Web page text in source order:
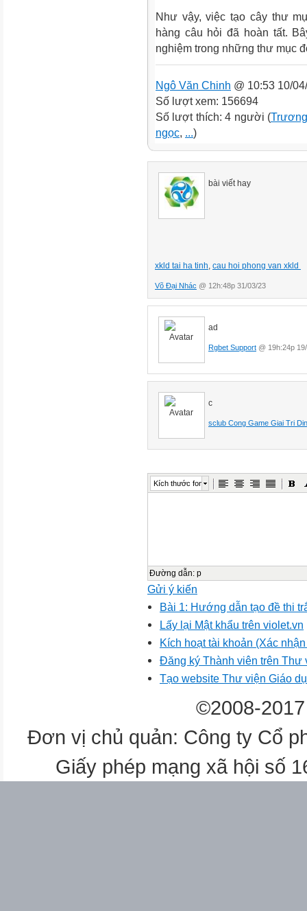
Như vậy, việc tạo cây thư
hàng câu hỏi đã hoàn tất.
nghiệm trong những thư mục
Ngô Văn Chinh @ 10:53 10/
Số lượt xem: 156694
Số lượt thích: 4 người (
ngọc, ...)
bài viết hay
xkld tai ha tinh cau hoi phong van xkld
Võ Đại Nhác @ 12h:48p 31/03/23
ad
Rgbet Support @ 19h:24p
c
sclub Cong Game Giai Tri
Kích thước font
Đường dẫn: p
Gửi ý kiến
Bài 1: Hướng dẫn tạo đề thi
Lấy lại Mật khẩu trên violet.vn
Kích hoạt tài khoản (Xác
Đăng ký Thành viên trên Thư
Tạo website Thư viện Giáo
©2008-
Đơn vị chủ quản: Công ty Cổ
Giấy phép mạng xã hội số